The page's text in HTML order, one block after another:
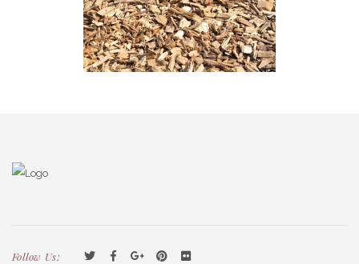
Follow Us: